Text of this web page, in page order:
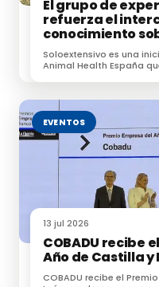
El grupo de
refuerza el
conocimiento
en su encuentro
Soloextensivo es una
Animal Health España
EVENTOS
13 jul 2026
COBADU recibe
Año de Castilla y
COBADU recibe el